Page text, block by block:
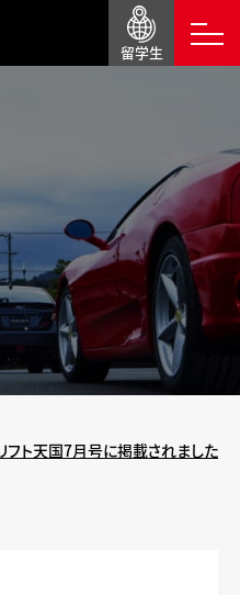
留学生
フト天国7月号に掲載されました